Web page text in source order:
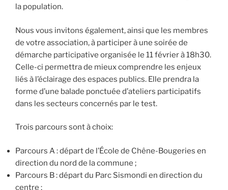
la population.
Nous vous invitons également, ainsi que les membres
de votre association, à participer à une soirée de
démarche participative organisée le 11 février à 18h30.
Celle-ci permettra de mieux comprendre les enjeux
liés à l’éclairage des espaces publics. Elle prendra la
forme d’une balade ponctuée d’ateliers participatifs
dans les secteurs concernés par le test.
Trois parcours sont à choix:
Parcours A : départ de l’École de Chêne-Bougeries en
direction du nord de la commune ;
Parcours B : départ du Parc Sismondi en direction du
centre ;